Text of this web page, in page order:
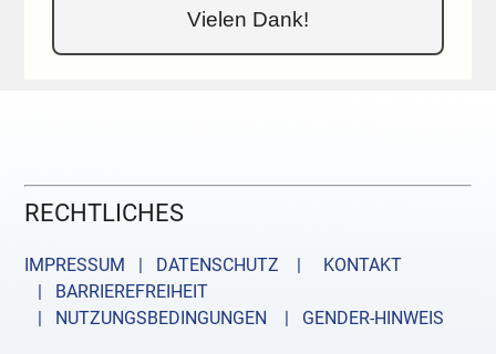
Vielen Dank!
RECHTLICHES
IMPRESSUM | DATENSCHUTZ |
KONTAKT
| BARRIEREFREIHEIT
| NUTZUNGSBEDINGUNGEN
| GENDER-HINWEIS